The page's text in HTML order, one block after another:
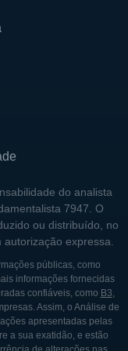
o
um
em vários
especial em
e
negócios que
que geram
se
para
do analista
7947. O
ou distribuído, no
expressa.
públicas, como
informações fornecidas
confiáveis, como B3,
Assim, o Análise de
apresentadas pelas
a sua exatidão, e estão